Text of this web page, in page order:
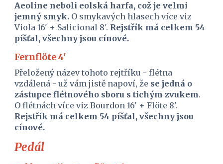
Aeoline neboli eolská harfa, což je velmi
jemný smyk. O smykavých hlasech více viz
Viola 16' + Salicional 8'. Rejstřík má celkem 54
píšťal, všechny jsou cínové.
Fernflöte 4'
Přeložený název tohoto rejtříku - flétna
vzdálená - už vám jistě napoví, že se jedná o
zástupce flétnového sboru s tichým zvukem.
Rejstřík má celkem 54 píšťal, všechny jsou
cínové.
Pedál